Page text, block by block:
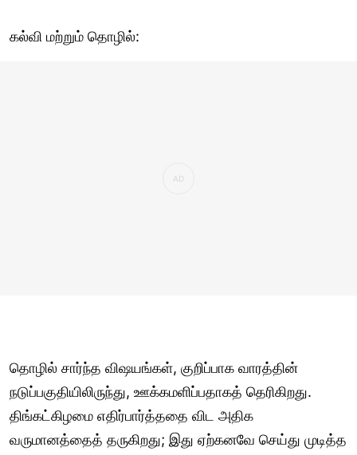
கல்வி மற்றும் தொழில்:
தொழில் சார்ந்த விஷயங்கள், குறிப்பாக வாரத்தின்
நடுப்பகுதியிலிருந்து, ஊக்கமளிப்பதாகத் தெரிகிறது.
திங்கட்கிழமை எதிர்பார்த்ததை விட அதிக
வருமானத்தைத் தருகிறது; இது ஏற்கனவே செய்து முடித்த